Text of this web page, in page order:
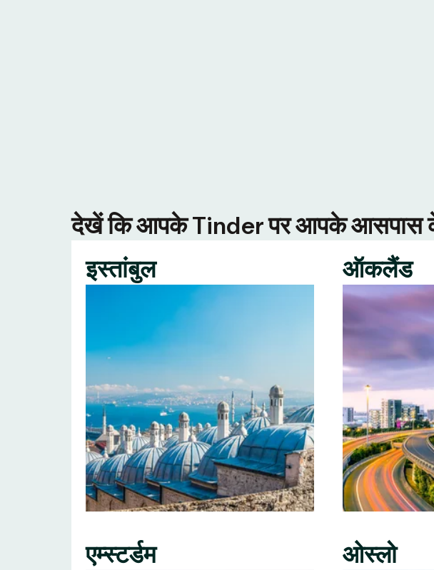
देखें कि आपके Tinder पर आपके आसपास के
इस्तांबुल
एम्स्टर्डम
ऑकलैंड
ओस्लो